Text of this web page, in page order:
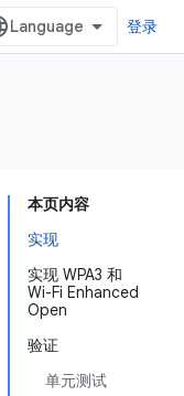
登录
本页内容
实现
实现 WPA3 和
Wi-Fi Enhanced
Open
验证
单元测试